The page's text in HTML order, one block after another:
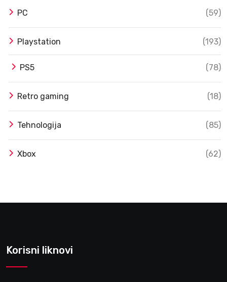
PC (59)
Playstation (193)
PS5 (78)
Retro gaming (18)
Tehnologija (85)
Xbox (62)
Korisni liknovi